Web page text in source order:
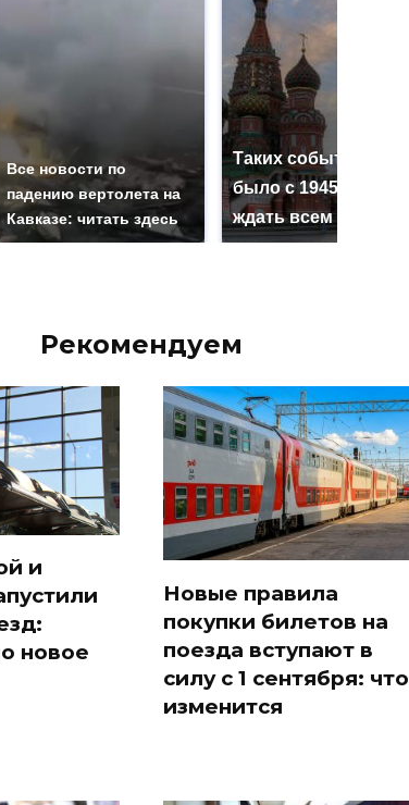
Все новости по
падению вертолета на
Кавказе: читать здесь
Таких событий не
было с 1945: чего
ждать всем нам?
Рекомендуем
и
новое
Новые правила
покупки билетов на
поезда вступают в
силу с 1 сентября: что
изменится